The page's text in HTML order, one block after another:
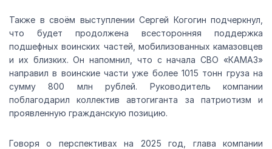
Также в своём выступлении Сергей Когогин подчеркнул,
что будет продолжена всесторонняя поддержка
подшефных воинских частей, мобилизованных камазовцев
и их близких. Он напомнил, что с начала СВО «КАМАЗ»
направил в воинские части уже более 1015 тонн груза на
сумму 800 млн рублей. Руководитель компании
поблагодарил коллектив автогиганта за патриотизм и
проявленную гражданскую позицию.
Говоря о перспективах на 2025 год, глава компании